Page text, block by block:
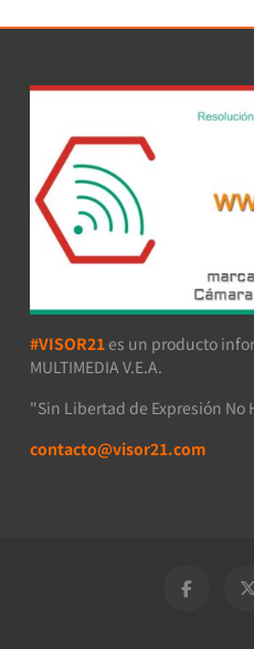
#VISOR21 es un producto
MULTIMEDIA V.E.A.
"Sin Libertad de Expresión No
contacto@visor21.com